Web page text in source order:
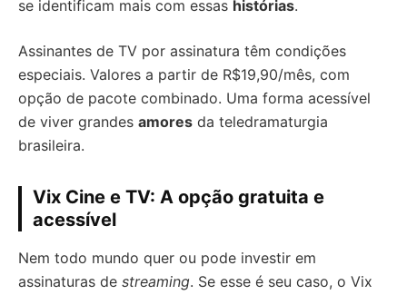
se identificam mais com essas histórias.
Assinantes de TV por assinatura têm condições
especiais. Valores a partir de R$19,90/mês, com
opção de pacote combinado. Uma forma acessível
de viver grandes amores da teledramaturgia
brasileira.
Vix Cine e TV: A opção gratuita e
acessível
Nem todo mundo quer ou pode investir em
assinaturas de streaming. Se esse é seu caso, o Vix